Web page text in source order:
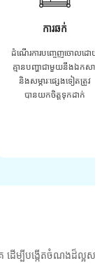
ការឆក់
ដំណើរការបញ្ចេញចោលដ
គ្មានបញ្ហាជាមួយនឹងឯកស
និងសម្ភារៈផ្សេងទៀតត្រូវ
បានយកចិត្តទុកដាក់
ើម្បីបង្កើតចំណងដ៏ល្អ